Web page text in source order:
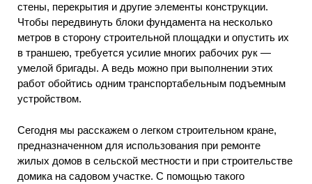
стены, перекрытия и другие элементы конструкции.
Чтобы передвинуть блоки фундамента на несколько
метров в сторону строительной площадки и опустить их
в траншею, требуется усилие многих рабочих рук —
умелой бригады. А ведь можно при выполнении этих
работ обойтись одним транспортабельным подъемным
устройством.
Сегодня мы расскажем о легком строительном кране,
предназначенном для использования при ремонте
жилых домов в сельской местности и при строительстве
домика на садовом участке. С помощью такого